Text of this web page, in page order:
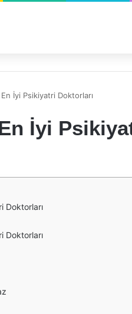
En İyi Psikiyatri Doktorları
İyi
Doktorları
Doktorları